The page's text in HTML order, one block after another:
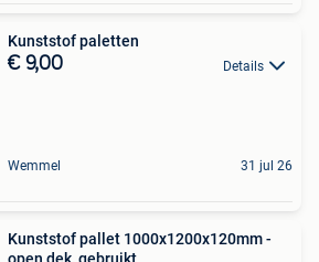
Kunststof paletten
€ 9,00 Details
Wemmel 31 jul 26
Kunststof pallet 1000x1200x120mm -